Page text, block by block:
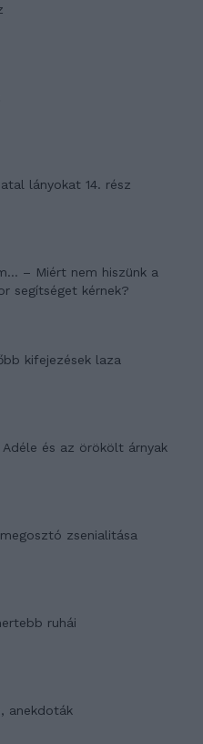
lányokat 14. rész
– Miért nem hiszünk a
segítséget kérnek?
kifejezések laza
Adéle és az örökölt árnyak
zsenialitása
ruhái
anekdoták